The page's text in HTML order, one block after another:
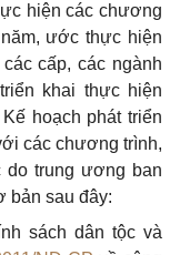
hiện các chương
ước thực hiện
cấp, các ngành
khai thực hiện
Kế hoạch phát triển
các chương trình,
do trung ương ban
bản sau đây:
sách dân tộc và